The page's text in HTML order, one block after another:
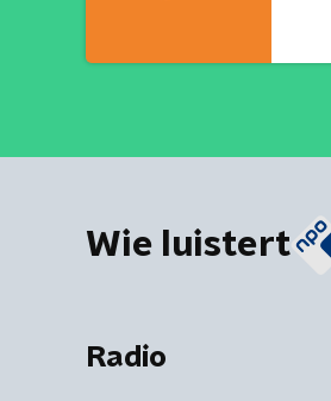
Wie luistert
Radio